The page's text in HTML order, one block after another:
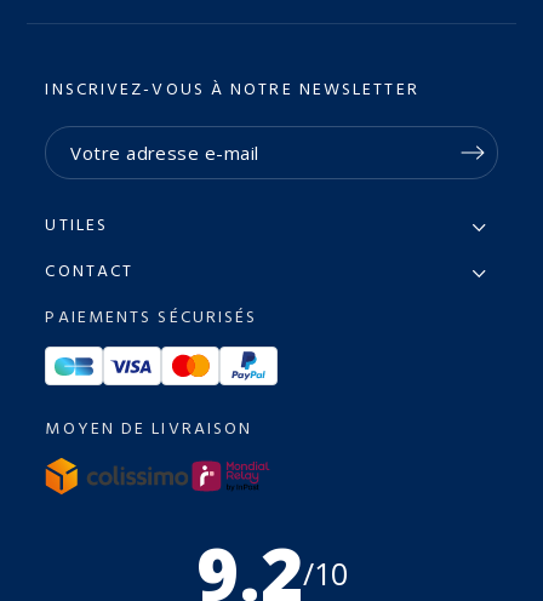
INSCRIVEZ-VOUS À NOTRE NEWSLETTER
UTILES
CONTACT
PAIEMENTS SÉCURISÉS
MOYEN DE LIVRAISON
9.2/10